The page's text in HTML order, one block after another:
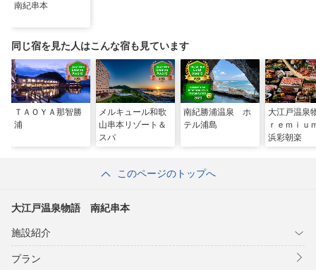
南紀串本
同じ宿を見た人はこんな宿も見ています
ＴＡＯＹＡ那智勝
浦
メルキュール和歌
山串本リゾート＆
スパ
南紀勝浦温泉 ホ
テル浦島
大江戸温泉
ｒｅｍｉ
浜彩朝楽
このページのトップへ
大江戸温泉物語 南紀串本
施設紹介
プラン